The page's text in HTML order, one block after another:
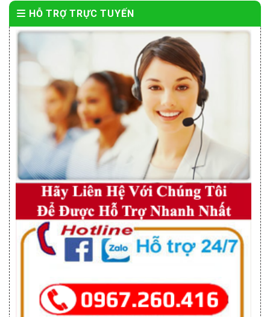
HỖ TRỢ TRỰC TUYẾN